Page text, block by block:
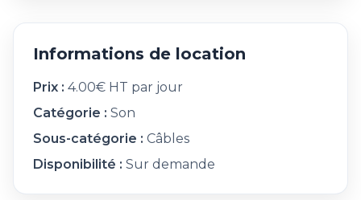
Informations de location
Prix : 4.00€ HT par jour
Catégorie : Son
Sous-catégorie : Câbles
Disponibilité : Sur demande